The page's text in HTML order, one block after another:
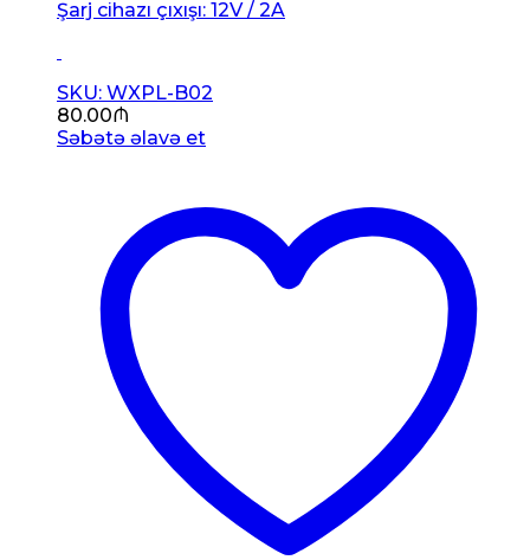
Şarj cihazı çıxışı: 12V / 2A
SKU: WXPL-B02
80.00₼
Səbətə əlavə et